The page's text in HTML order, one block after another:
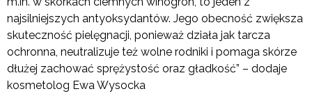
najsilniejszych antyoksydantów. Jego obecność zwiększa
skuteczność pielęgnacji, ponieważ działa jak tarcza
ochronna, neutralizuje też wolne rodniki i pomaga skórze
dłużej zachować sprężystość oraz gładkość” – dodaje
kosmetolog Ewa Wysocka